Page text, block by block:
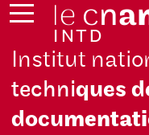
Institut
techniques
docu